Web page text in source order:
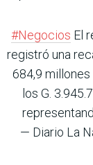
#Negocios El
registró una
684,9
los G.
— Diario La